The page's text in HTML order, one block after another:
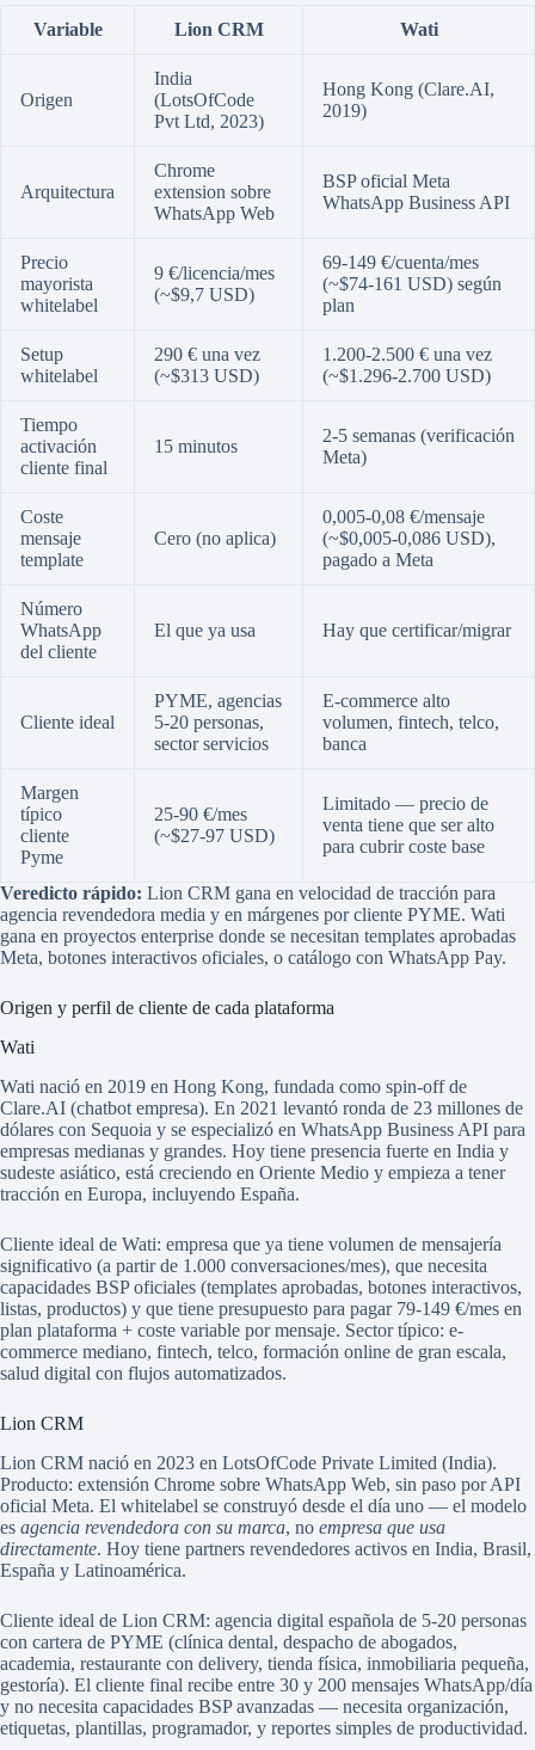
Variable Lion CRM Wati
Origen
India
(LotsOfCode
Pvt Ltd, 2023)
Hong Kong (Clare.AI,
2019)
Arquitectura
Chrome
extension sobre
WhatsApp Web
BSP oficial Meta
WhatsApp Business API
Precio
mayorista
whitelabel
9 €/licencia/mes
(~$9,7 USD)
69-149 €/cuenta/mes
(~$74-161 USD) según
plan
Setup
whitelabel
290 € una vez
(~$313 USD)
1.200-2.500 € una vez
(~$1.296-2.700 USD)
Tiempo
activación
cliente final
15 minutos
2-5 semanas (verificación
Meta)
Coste
mensaje
template
Cero (no aplica)
0,005-0,08 €/mensaje
(~$0,005-0,086 USD),
pagado a Meta
Número
WhatsApp
del cliente
El que ya usa Hay que certificar/migrar
Cliente ideal
PYME, agencias
5-20 personas,
sector servicios
E-commerce alto
volumen, fintech, telco,
banca
Margen
típico
cliente
Pyme
25-90 €/mes
(~$27-97 USD)
Limitado — precio de
venta tiene que ser alto
para cubrir coste base
Veredicto rápido: Lion CRM gana en velocidad de tracción para
agencia revendedora media y en márgenes por cliente PYME. Wati
gana en proyectos enterprise donde se necesitan templates aprobadas
Meta, botones interactivos oficiales, o catálogo con WhatsApp Pay.
Origen y perfil de cliente de cada plataforma
Wati
Wati nació en 2019 en Hong Kong, fundada como spin-off de
Clare.AI (chatbot empresa). En 2021 levantó ronda de 23 millones de
dólares con Sequoia y se especializó en WhatsApp Business API para
empresas medianas y grandes. Hoy tiene presencia fuerte en India y
sudeste asiático, está creciendo en Oriente Medio y empieza a tener
tracción en Europa, incluyendo España.
Cliente ideal de Wati: empresa que ya tiene volumen de mensajería
significativo (a partir de 1.000 conversaciones/mes), que necesita
capacidades BSP oficiales (templates aprobadas, botones interactivos,
listas, productos) y que tiene presupuesto para pagar 79-149 €/mes en
plan plataforma + coste variable por mensaje. Sector típico: e-
commerce mediano, fintech, telco, formación online de gran escala,
salud digital con flujos automatizados.
Lion CRM
Lion CRM nació en 2023 en LotsOfCode Private Limited (India).
Producto: extensión Chrome sobre WhatsApp Web, sin paso por API
oficial Meta. El whitelabel se construyó desde el día uno — el modelo
es agencia revendedora con su marca, no empresa que usa
directamente. Hoy tiene partners revendedores activos en India, Brasil,
España y Latinoamérica.
Cliente ideal de Lion CRM: agencia digital española de 5-20 personas
con cartera de PYME (clínica dental, despacho de abogados,
academia, restaurante con delivery, tienda física, inmobiliaria pequeña,
gestoría). El cliente final recibe entre 30 y 200 mensajes WhatsApp/día
y no necesita capacidades BSP avanzadas — necesita organización,
etiquetas, plantillas, programador, y reportes simples de productividad.